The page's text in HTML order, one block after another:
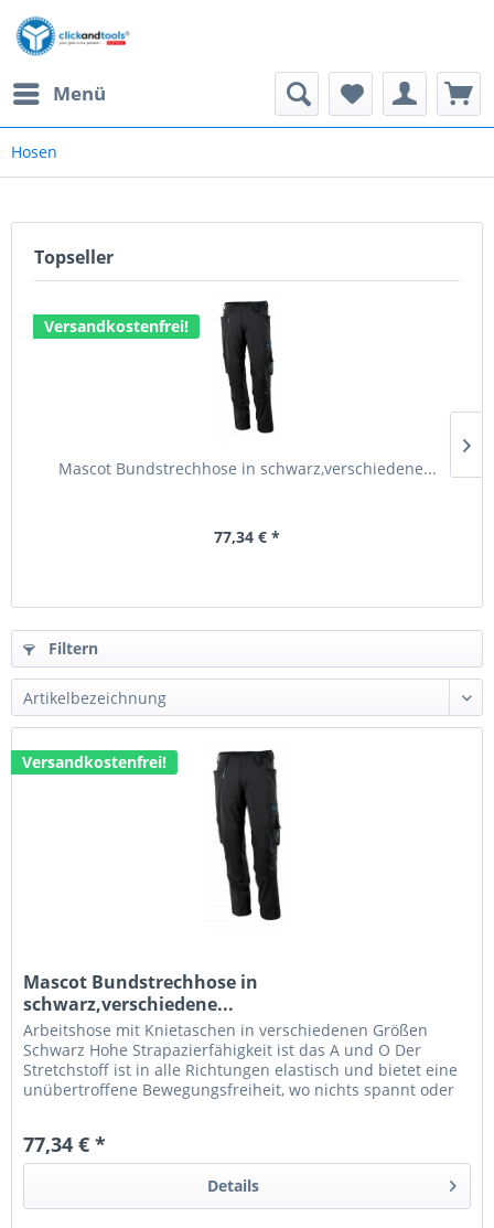
Menü
Hosen
Topseller
Versandkostenfrei!
Mascot Bundstrechhose in schwarz,verschiedene...
77,34 € *
Filtern
Versandkostenfrei!
Mascot Bundstrechhose in
schwarz,verschiedene...
Arbeitshose mit Knietaschen in verschiedenen Größen
Schwarz Hohe Strapazierfähigkeit ist das A und O Der
Stretchstoff ist in alle Richtungen elastisch und bietet eine
unübertroffene Bewegungsfreiheit, wo nichts spannt oder
77,34 € *
Details